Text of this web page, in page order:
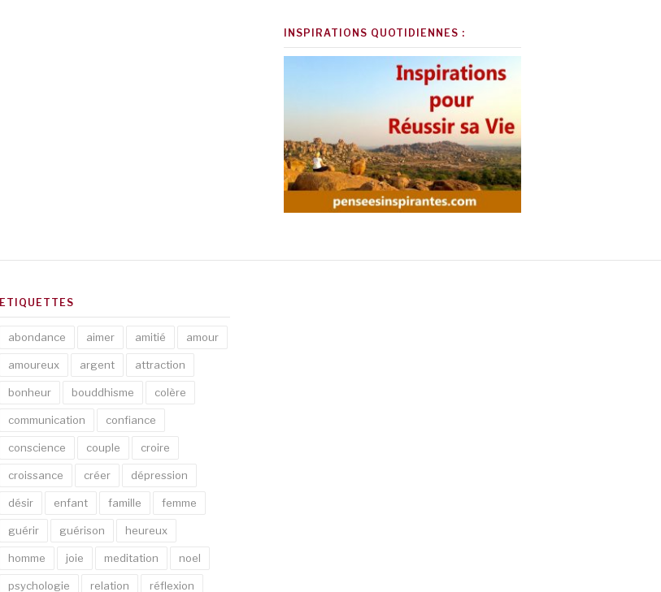
INSPIRATIONS QUOTIDIENNES :
ETIQUETTES
abondance aimer amitié amour
amoureux argent attraction
bonheur bouddhisme colère
communication confiance
conscience couple croire
croissance créer dépression
désir enfant famille femme
guérir guérison heureux
homme joie meditation noel
psychologie relation réflexion